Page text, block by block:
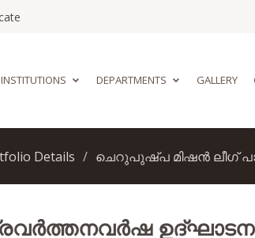
INSTITUTIONS DEPARTMENTS GALLERY
Details ചെറുപുഷ്പ മിഷൻ ലീഗ്